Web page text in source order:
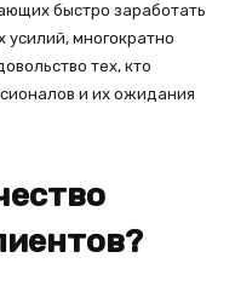
быстро заработать
многократно
тех, кто
и их ожидания